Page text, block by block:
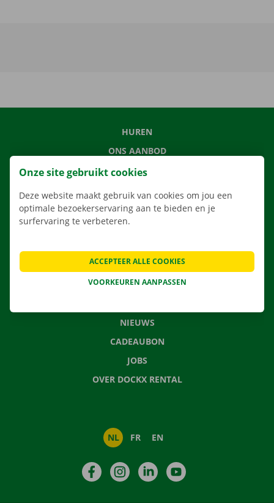
HUREN
ONS AANBOD
ONZE DIENSTEN
APP
VERHUISOPLOSSINGEN
CONTACTEER ONS
NIEUWS
CADEAUBON
JOBS
OVER DOCKX RENTAL
NL FR EN
FacebookInstagramLinkedIn
Onze site gebruikt cookies
Deze website maakt gebruik van cookies om jou een
optimale bezoekerservaring aan te bieden en je
surfervaring te verbeteren.
VOORKEUREN AANPASSEN
ACCEPTEER ALLE COOKIES